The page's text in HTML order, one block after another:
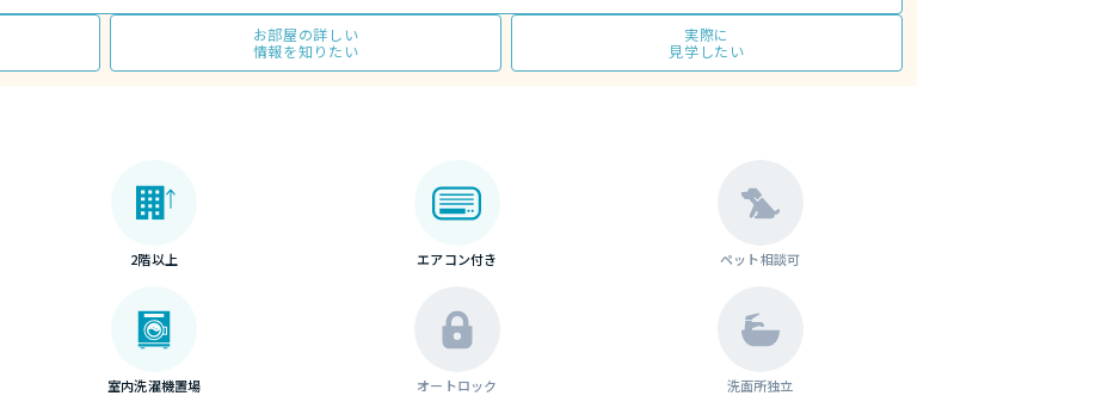
お部屋の詳しい
情報を知りたい
実際に
見学したい
2階以上 エアコン付き ペット相談可
室内洗濯機置場 オートロック 洗面所独立